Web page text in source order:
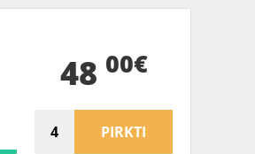
48 00€
PIRKTI